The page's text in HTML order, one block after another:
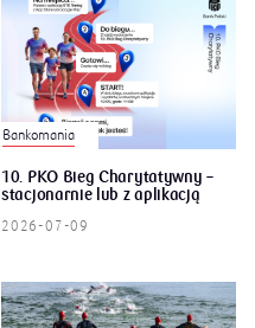
Bankomania
10. PKO Bieg Charytatywny –
stacjonarnie lub z aplikacją
2026-07-09